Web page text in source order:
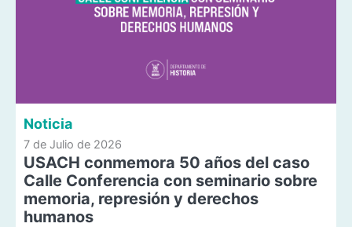
Noticia
7 de Julio de 2026
USACH conmemora 50 años del caso
Calle Conferencia con seminario sobre
memoria, represión y derechos
humanos